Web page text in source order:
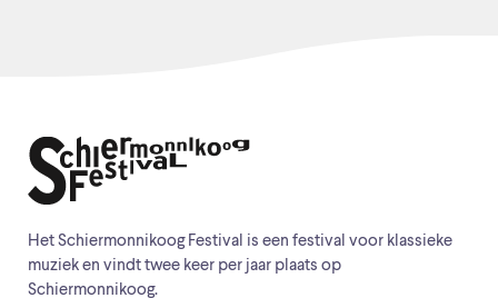
Het Schiermonnikoog Festival is een festival voor klassieke
muziek en vindt twee keer per jaar plaats op
Schiermonnikoog.